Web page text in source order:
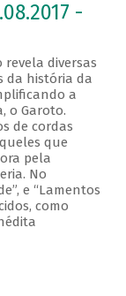
-
revela diversas
da história da
a
o Garoto.
de cordas
que
pela
No
e “Lamentos
como